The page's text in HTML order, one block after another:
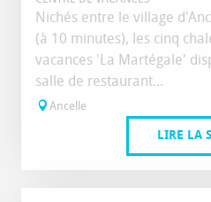
Nichés entre le village
(à 10 minutes), les cinq
vacances 'La Martégale'
salle de restaurant...
Ancelle
LIRE LA